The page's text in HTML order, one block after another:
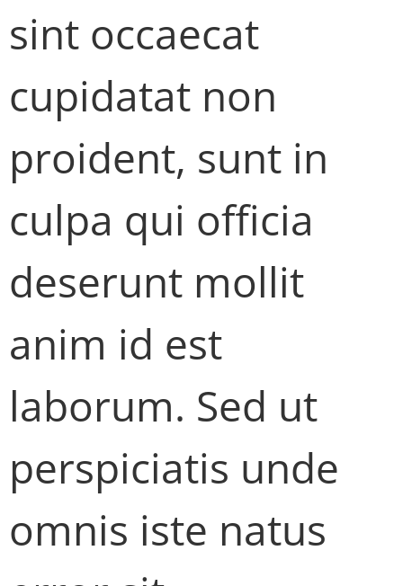
sint occaecat
cupidatat non
proident, sunt in
culpa qui officia
deserunt mollit
anim id est
laborum. Sed ut
perspiciatis unde
omnis iste natus